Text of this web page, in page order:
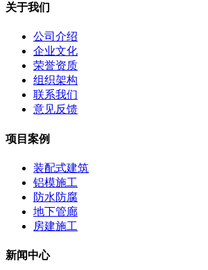
关于我们
公司介绍
企业文化
荣誉资质
组织架构
联系我们
意见反馈
项目案例
装配式建筑
铝模施工
防水防腐
地下管廊
房建施工
新闻中心